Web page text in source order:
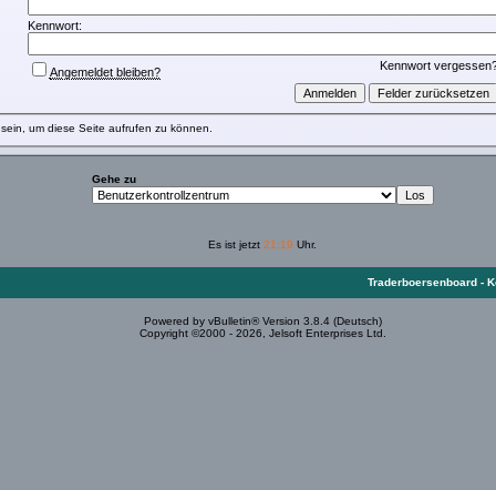
Kennwort:
Kennwort
Angemeldet bleiben?
sein, um diese Seite aufrufen zu können.
Gehe zu
Es ist jetzt 21:19 Uhr.
Traderboersenboard -
Powered by vBulletin® Version 3.8.4 (Deutsch)
Copyright ©2000 - 2026, Jelsoft Enterprises Ltd.